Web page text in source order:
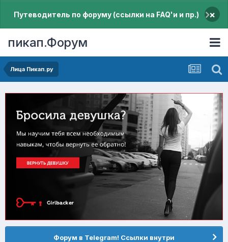
Путеводитель по форуму (ссылки на FAQ'и и пр.) ×
пикап.Форум
Лица Пикап.ру
Форум в Telegram! Ссылки внутри